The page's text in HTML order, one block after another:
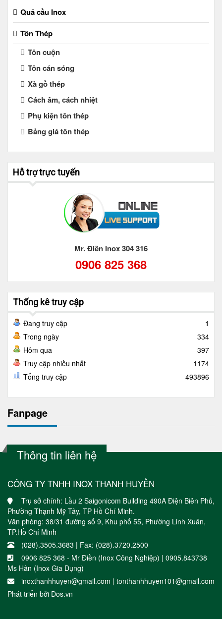
Quả cầu Inox
Tôn Thép
Tôn cuộn
Tôn cán sóng
Xà gồ thép
Cách âm, cách nhiệt
Phụ kiện tôn thép
Bảng giá tôn thép
Hỗ trợ trực tuyến
Mr. Điền Inox 304 316
0906 825 368
Thống kê truy cập
Đang truy cập
1
Trong ngày
334
Hôm qua
397
Truy cập nhiều nhất
1174
Tổng truy cập
493896
Fanpage
Thông tin liên hệ
CÔNG TY TNHH INOX THANH HUYỀN
Trụ sở chính: Lầu 2 Saigonicom Building 490A Điện Biên Phủ,
Phường Thạnh Mỹ Tây, TP Hồ Chí Minh.
Văn phòng: 38/31 đường số 9, Khu phố 55, Phường Linh Xuân,
TP.Hồ Chí Minh
(028).3505.3683 | Fax: (028).3720.2500
0906 825 368 - Mr Điền (Inox Công Nghiệp) | 0905.843738
Ms Hân (Inox Gia Dụng)
inoxthanhhuyen@gmail.com | tonthanhhuyen101@gmail.com
Phát triển bởi Dos.vn